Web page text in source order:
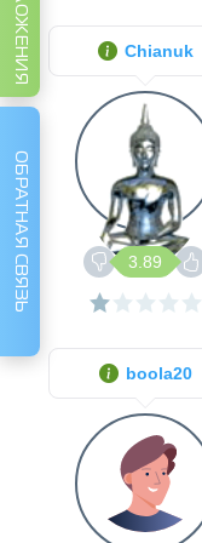
Chianuk
3.89
boola20
ОБРАТНАЯ СВЯЗЬ